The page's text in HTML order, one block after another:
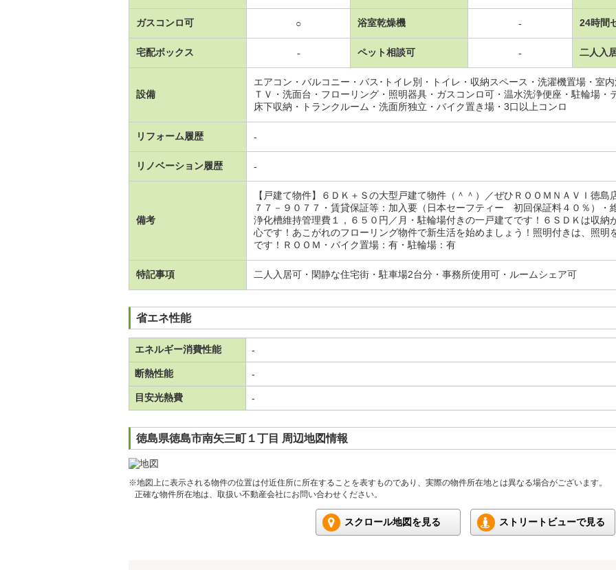
ガスコンロ可 ○ 浴室乾燥機 - 24時間
宅配ボックス - ペット相談可 - 二人入
設備
エアコン・バルコニー・バス･トイレ別・トイレ・収納スペース・洗濯機置場・室
ＴＶ・洗面台・フローリング・照明器具・ガスコンロ可・温水洗浄便座・駐輪場・
床下収納・トランクルーム・洗面所独立・バイク置き場・3口以上コンロ
リフォーム履歴 -
リノベーション履歴 -
備考
【戸建て物件】６ＤＫ＋Ｓの大型戸建て物件（＾＾）／ぜひＲＯＯＭＮＡＶＩ徳
７７－９０７７・賃貸保証等：加入要（日本セーフティー 初回保証料４０％）・
浄化槽維持管理費１，６５０円／月・駐輪場付きの一戸建てです！６ＳＤＫは収納
心です！あこがれのフローリング物件で新生活を始めましょう！照明付きは、照明
です！ＲＯＯＭ・バイク置場：有・駐輪場：有
特記事項 二人入居可・閑静な住宅街・駐車場2台分・事務所使用可・ルームシェア可
省エネ性能
エネルギー消費性能 -
断熱性能 -
目安光熱費 -
徳島県徳島市南矢三町１丁目 周辺地図情報
※地図上に表示される物件の位置は付近住所に所在することを表すものであり、実際の物件所在地とは異なる場合がございます。
正確な物件所在地は、取扱い不動産会社にお問い合わせください。
スクロール地図を見る ストリートビューで見る